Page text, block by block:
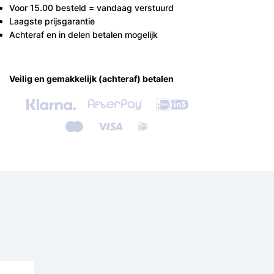
Voor 15.00 besteld = vandaag verstuurd
Laagste prijsgarantie
Achteraf en in delen betalen mogelijk
Veilig en gemakkelijk (achteraf) betalen